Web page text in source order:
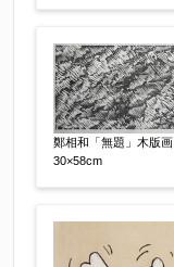
鄭相和「無題」木版画
30×58cm